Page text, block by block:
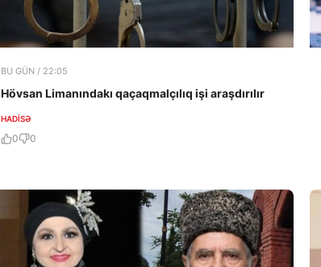
BU GÜN / 22:05
Hövsan Limanındakı qaçaqmalçılıq işi araşdırılır
HADISƏ
0 0